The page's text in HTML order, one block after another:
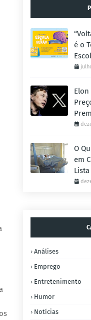
é o
O
em
Análises
Emprego
Entretenimento
Humor
Notícias